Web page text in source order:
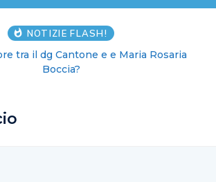
NOTIZIE FLASH!
tra il dg Cantone e e Maria Rosaria
Boccia?